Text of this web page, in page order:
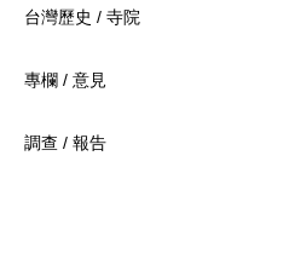
台灣歷史 / 寺院
專欄 / 意見
調查 / 報告